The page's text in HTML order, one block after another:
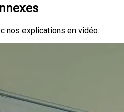
nos explications en vidéo.